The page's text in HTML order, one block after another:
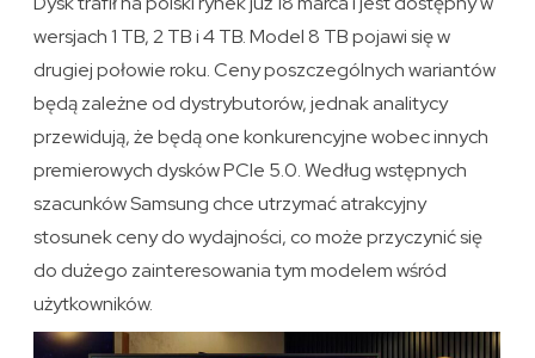
wersjach 1 TB, 2 TB i 4 TB. Model 8 TB pojawi się w
drugiej połowie roku. Ceny poszczególnych wariantów
będą zależne od dystrybutorów, jednak analitycy
przewidują, że będą one konkurencyjne wobec innych
premierowych dysków PCIe 5.0. Według wstępnych
szacunków Samsung chce utrzymać atrakcyjny
stosunek ceny do wydajności, co może przyczynić się
do dużego zainteresowania tym modelem wśród
użytkowników.